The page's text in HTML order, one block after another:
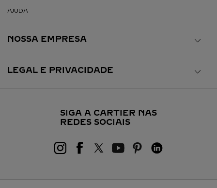
AJUDA
NOSSA EMPRESA
LEGAL E PRIVACIDADE
SIGA A CARTIER NAS
REDES SOCIAIS